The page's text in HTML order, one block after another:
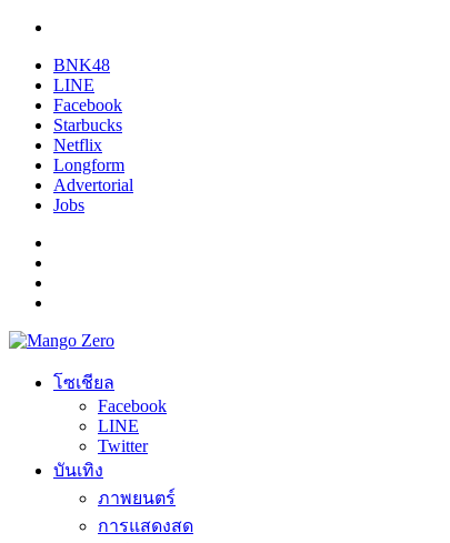
BNK48
LINE
Facebook
Starbucks
Netflix
Longform
Advertorial
Jobs
โซเชียล
Facebook
LINE
Twitter
บันเทิง
ภาพยนตร์
การแสดงสด